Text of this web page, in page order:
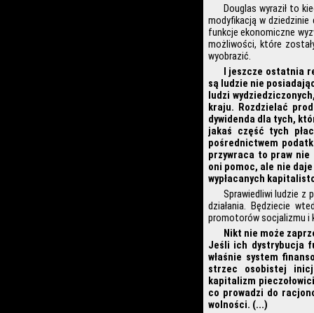
Douglas wyraził to
modyfikacją w dziedzinie
funkcje ekonomiczne
możliwości, które
wyobrazić.
I jeszcze ostatnia
są ludzie nie
ludzi
kraju. Rozdzielać
dywidenda dla tych,
jakaś część tych
pośrednictwem
przywraca to praw nie
oni pomoc, ale nie
wypłacanych
Sprawiedliwi ludzie z
działania. Będziecie
promotorów socjalizmu i
Nikt nie może
Jeśli ich dystrybucja
właśnie system
strzec osobistej
kapitalizm
co prowadzi do
wolności. (...)